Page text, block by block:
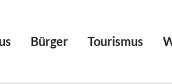
Bürger Tourismus